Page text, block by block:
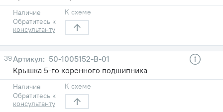
Наличие
Обратитесь к
консультанту
К схеме
39
50-1005152-В-01
Крышка 5-го коренного подшипника
Наличие
Обратитесь к
консультанту
К схеме